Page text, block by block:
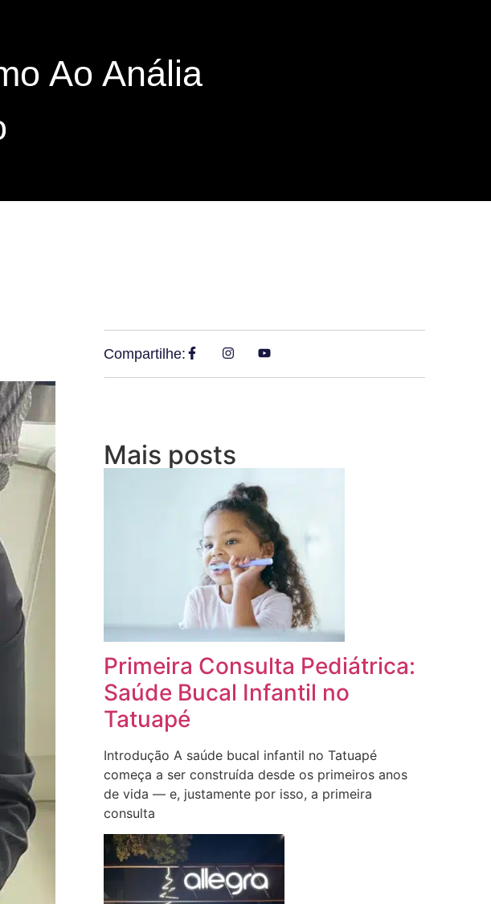
Ao Anália
Compartilhe:
Mais posts
Primeira Consulta Pediátrica:
Saúde Bucal Infantil no
Tatuapé
Introdução A saúde bucal infantil no Tatuapé
começa a ser construída desde os primeiros anos
de vida — e, justamente por isso, a primeira
consulta